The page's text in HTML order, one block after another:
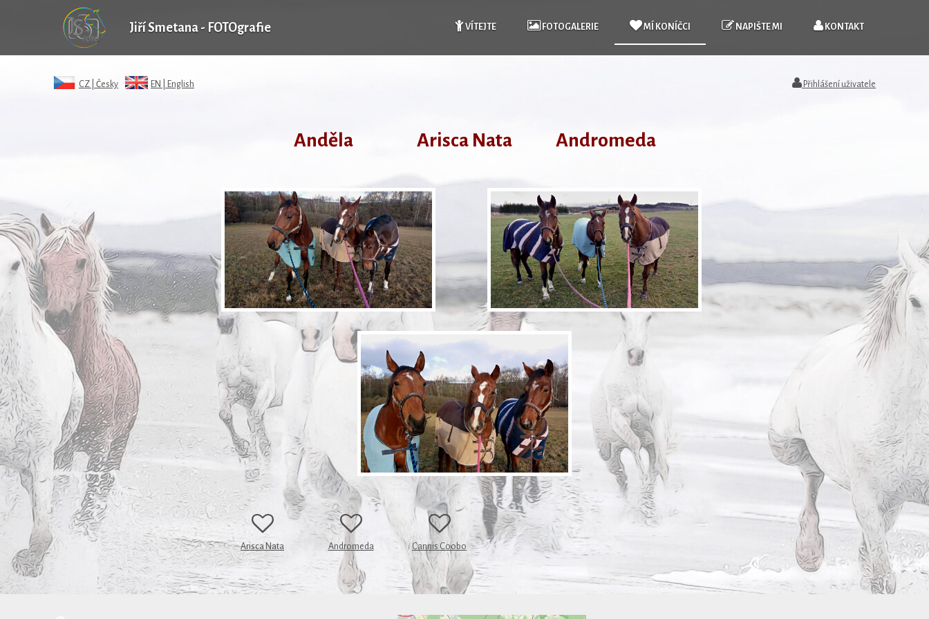
Jiří Smetana - FOTOgrafie VÍTEJTE FOTOGALERIE MÍ KONÍČCI NAPIŠTE MI KONTAKT
CZ | Česky EN | English Přihlášení uživatele
Anděla Arisca Nata Andromeda
Arisca Nata Andromeda Cannis Coobo